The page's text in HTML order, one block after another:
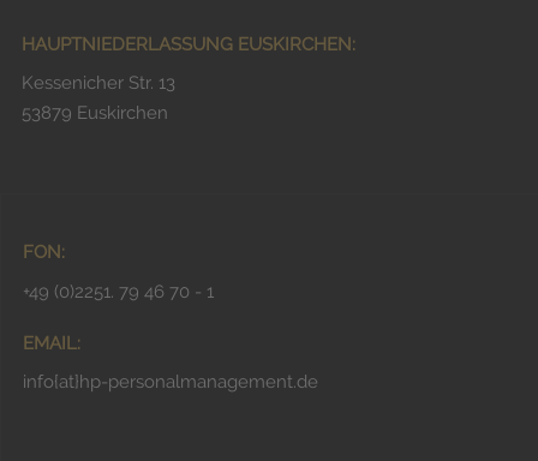
HAUPTNIEDERLASSUNG EUSKIRCHEN:
Kessenicher Str. 13
53879 Euskirchen
FON:
+49 (0)2251. 79 46 70 - 1
EMAIL:
info{at}hp-personalmanagement.de